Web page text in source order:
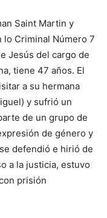
Saint Martin y
lo Criminal Número 7
Jesús del cargo de
tiene 47 años. El
a su hermana
y sufrió un
de un grupo de
de género y
defendió e hirió de
a la justicia, estuvo
prisión